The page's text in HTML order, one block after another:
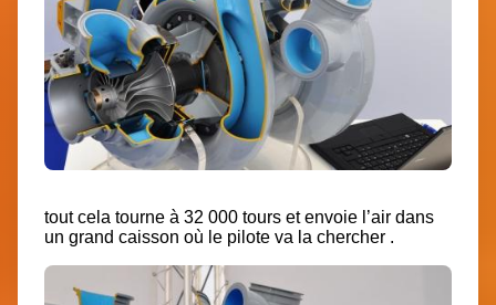
tout cela tourne à 32 000 tours et envoie l’air dans
un grand caisson où le pilote va la chercher .